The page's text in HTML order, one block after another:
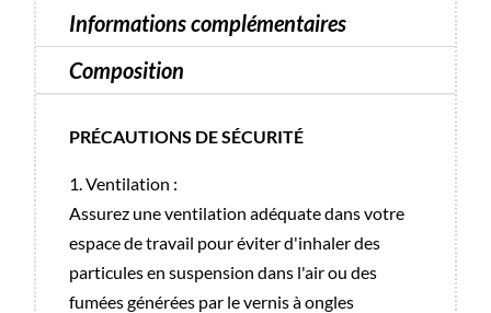
permanent
15
ml
Informations complémentaires
Composition
PRÉCAUTIONS DE SÉCURITÉ
1. Ventilation :
Assurez une ventilation adéquate dans votre
espace de travail pour éviter d'inhaler des
particules en suspension dans l'air ou des
fumées générées par le vernis à ongles